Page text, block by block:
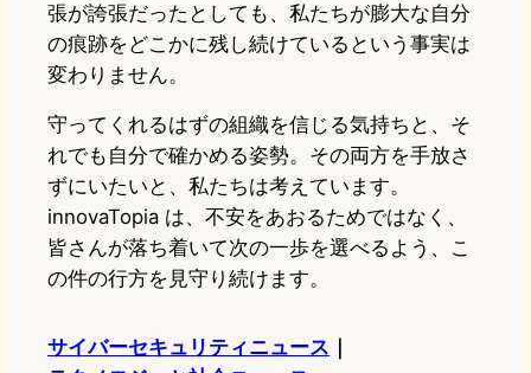
張が誇張だったとしても、私たちが膨大な自分
の痕跡をどこかに残し続けているという事実は
変わりません。
守ってくれるはずの組織を信じる気持ちと、そ
れでも自分で確かめる姿勢。その両方を手放さ
ずにいたいと、私たちは考えています。
innovaTopia は、不安をあおるためではなく、
皆さんが落ち着いて次の一歩を選べるよう、こ
の件の行方を見守り続けます。
サイバーセキュリティニュース